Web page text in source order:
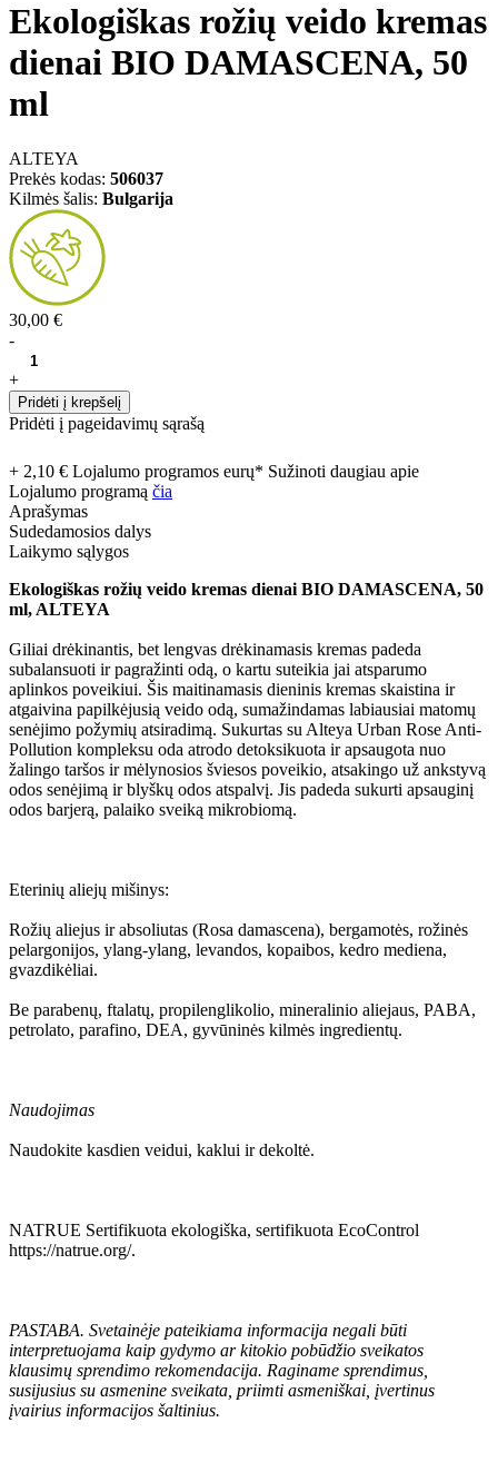
Ekologiškas rožių veido kremas
dienai BIO DAMASCENA, 50
ml
ALTEYA
Prekės kodas: 506037
Kilmės šalis: Bulgarija
30,00 €
-
+
Pridėti į krepšelį
Pridėti į pageidavimų sąrašą
+ 2,10 € Lojalumo programos eurų* Sužinoti daugiau apie
Lojalumo programą čia
Aprašymas
Sudedamosios dalys
Laikymo sąlygos
Ekologiškas rožių veido kremas dienai BIO DAMASCENA, 50
ml, ALTEYA
Giliai drėkinantis, bet lengvas drėkinamasis kremas padeda
subalansuoti ir pagražinti odą, o kartu suteikia jai atsparumo
aplinkos poveikiui. Šis maitinamasis dieninis kremas skaistina ir
atgaivina papilkėjusią veido odą, sumažindamas labiausiai matomų
senėjimo požymių atsiradimą. Sukurtas su Alteya Urban Rose Anti-
Pollution kompleksu oda atrodo detoksikuota ir apsaugota nuo
žalingo taršos ir mėlynosios šviesos poveikio, atsakingo už ankstyvą
odos senėjimą ir blyškų odos atspalvį. Jis padeda sukurti apsauginį
odos barjerą, palaiko sveiką mikrobiomą.
Eterinių aliejų mišinys:
Rožių aliejus ir absoliutas (Rosa damascena), bergamotės, rožinės
pelargonijos, ylang-ylang, levandos, kopaibos, kedro mediena,
gvazdikėliai.
Be parabenų, ftalatų, propilenglikolio, mineralinio aliejaus, PABA,
petrolato, parafino, DEA, gyvūninės kilmės ingredientų.
Naudojimas
Naudokite kasdien veidui, kaklui ir dekoltė.
NATRUE Sertifikuota ekologiška, sertifikuota EcoControl
https://natrue.org/.
PASTABA. Svetainėje pateikiama informacija negali būti
interpretuojama kaip gydymo ar kitokio pobūdžio sveikatos
klausimų sprendimo rekomendacija. Raginame sprendimus,
susijusius su asmenine sveikata, priimti asmeniškai, įvertinus
įvairius informacijos šaltinius.